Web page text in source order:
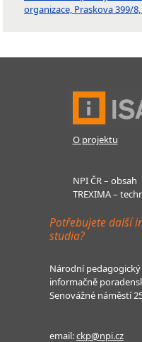
organizace, Praskova 399/
O projektu
NPI ČR – obsah
TREXIMA –
Potřebujete další
studia?
Národní
informačně
Senovážné náměstí
email:ckp@npi.cz